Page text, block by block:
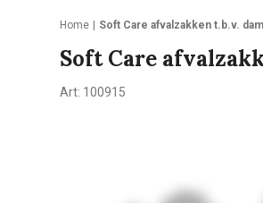
Home Soft Care afvalzakken t.b.v.
Soft Care
Art: 100915